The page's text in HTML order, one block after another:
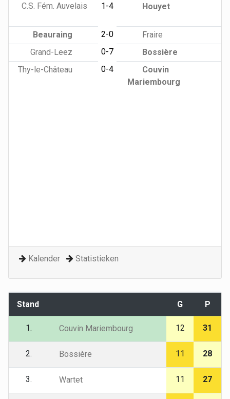
C.S. Fém. Auvelais
1-4 Houyet
Beauraing 2-0
Fraire
Grand-Leez
0-7
Bossière
Thy-le-Château
0-4
Couvin
Mariembourg
Kalender Statistieken
Stand G P
1. Couvin Mariembourg 12 31
2. Bossière 11 28
3. Wartet 11 27